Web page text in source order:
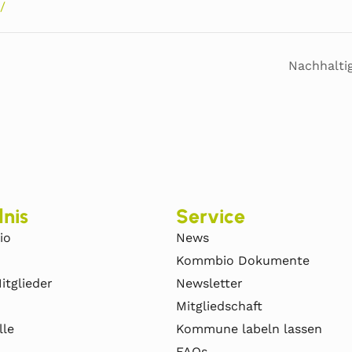
Service
News
Kommbio Dokumente
Newsletter
Mitgliedschaft
Kommune labeln lassen